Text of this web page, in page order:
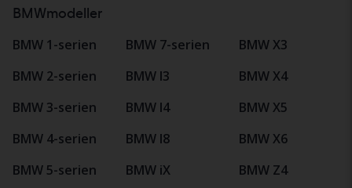
BMWmodeller
BMW 1-serien
BMW 2-serien
BMW 3-serien
BMW 4-serien
BMW 5-serien
BMW 7-serien
BMW I3
BMW I4
BMW I8
BMW iX
BMW X3
BMW X4
BMW X5
BMW X6
BMW Z4